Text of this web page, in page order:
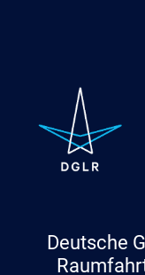
Deutsche